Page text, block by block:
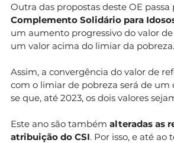
Outra das propostas deste OE passa
Complemento Solidário para
um aumento progressivo do valor
um valor acima do limiar da pobreza.
Assim, a convergência do valor de
com o limiar de pobreza será de um
se que, até 2023, os dois valores
Este ano são também alteradas as
atribuição do CSI. Por isso, e até ao